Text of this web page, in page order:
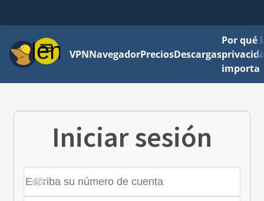
MenúVPNNavegadorPreciosDescargas
Por qué
importa
Iniciar sesión